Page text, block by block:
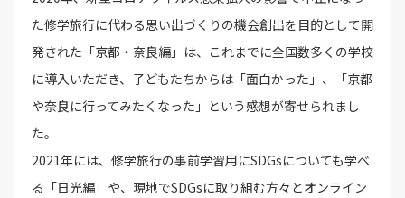
た修学旅行に代わる思い出づくりの機会創出を目的として開
発された「京都・奈良編」は、これまでに全国数多くの学校
に導入いただき、子どもたちからは「面白かった」、「京都
や奈良に行ってみたくなった」という感想が寄せられまし
た。
2021年には、修学旅行の事前学習用にSDGsについても学べ
る「日光編」や、現地でSDGsに取り組む方々とオンライン